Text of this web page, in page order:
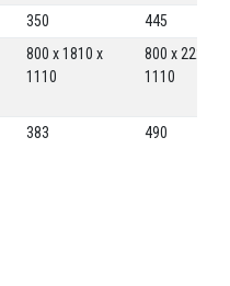
350
445
800 x 1810 x
1110
800 x 2220 x
1110
383 490